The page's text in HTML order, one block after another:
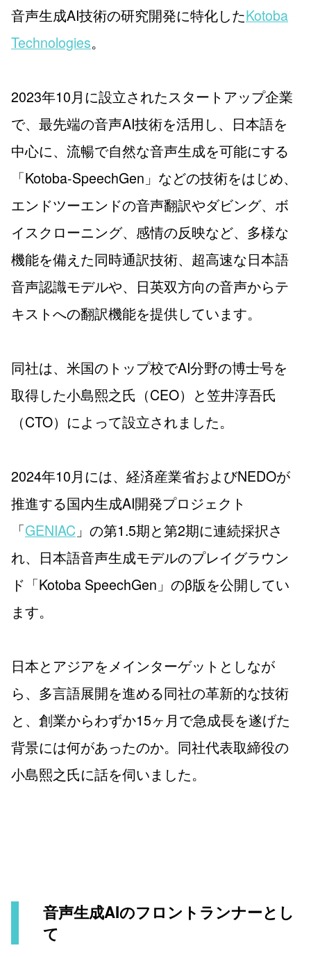
音声生成AI技術の研究開発に特化したKotoba
Technologies。
2023年10月に設立されたスタートアップ企業
で、最先端の音声AI技術を活用し、日本語を
中心に、流暢で自然な音声生成を可能にする
「Kotoba-SpeechGen」などの技術をはじめ、
エンドツーエンドの音声翻訳やダビング、ボ
イスクローニング、感情の反映など、多様な
機能を備えた同時通訳技術、超高速な日本語
音声認識モデルや、日英双方向の音声からテ
キストへの翻訳機能を提供しています。
同社は、米国のトップ校でAI分野の博士号を
取得した小島熙之氏（CEO）と笠井淳吾氏
（CTO）によって設立されました。
2024年10月には、経済産業省およびNEDOが
推進する国内生成AI開発プロジェクト
「GENIAC 」の第1.5期と第2期に連続採択さ
れ、日本語音声生成モデルのプレイグラウン
ド「Kotoba SpeechGen」のβ版を公開してい
ます。
日本とアジアをメインターゲットとしなが
ら、多言語展開を進める同社の革新的な技術
と、創業からわずか15ヶ月で急成長を遂げた
背景には何があったのか。同社代表取締役の
小島熙之氏に話を伺いました。
音声生成AIのフロントランナーとし
て